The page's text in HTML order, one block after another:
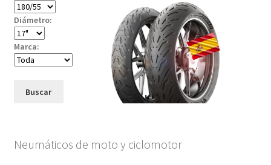
Diámetro:
Marca:
Buscar
Neumáticos de moto y ciclomotor